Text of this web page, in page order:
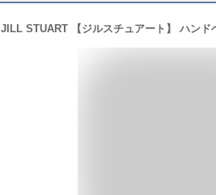
JILL STUART 【ジルスチュアート】 ハンド